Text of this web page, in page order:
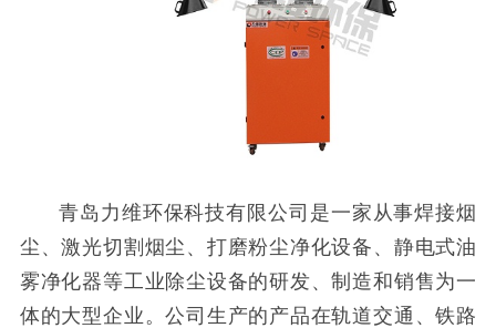
青岛力维环保科技有限公司是一家从事焊接烟
尘、激光切割烟尘、打磨粉尘净化设备、静电式油
雾净化器等工业除尘设备的研发、制造和销售为一
体的大型企业。公司生产的产品在轨道交通、铁路